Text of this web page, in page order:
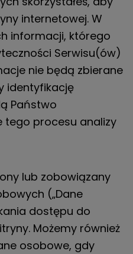
internetowej. W
informacji, którego
Serwisu(ów)
nie będą zbierane
identyfikację
Państwo
tego procesu analizy
lub zobowiązany
(„Dane
dostępu do
Możemy również
osobowe, gdy